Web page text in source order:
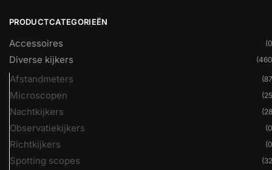
PRODUCTCATEGORIEËN
Accessoires
Diverse kijkers
Afstandmeters
Microscopen
Nachtkijkers
Observatiekijkers
Richtkijkers
Spotting scopes